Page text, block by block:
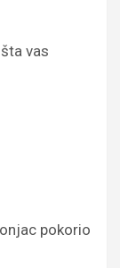
šta vas
pokorio